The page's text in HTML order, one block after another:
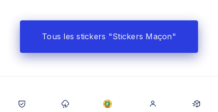
Tous les stickers "Stickers Maçon"